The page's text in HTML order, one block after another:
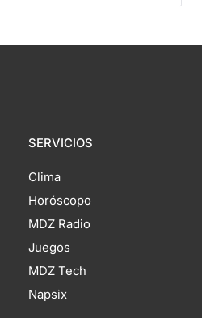
SERVICIOS
Clima
Horóscopo
MDZ Radio
Juegos
MDZ Tech
Napsix